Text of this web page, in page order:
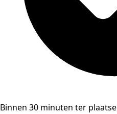
Binnen 30 minuten ter plaatse